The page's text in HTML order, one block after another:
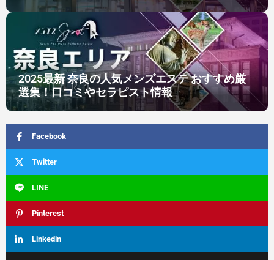
2025最新 奈良の人気メンズエステ おすすめ厳
選集！口コミやセラピスト情報​
Facebook
Twitter
LINE
Pinterest
Linkedin